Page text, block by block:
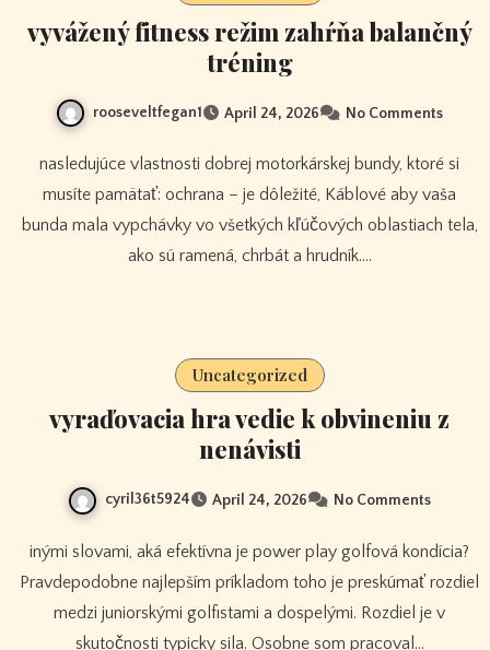
vyvážený fitness režim zahŕňa balančný
tréning
rooseveltfegan1 April 24, 2026 No Comments
nasledujúce vlastnosti dobrej motorkárskej bundy, ktoré si
musíte pamätať: ochrana – je dôležité, Káblové aby vaša
bunda mala vypchávky vo všetkých kľúčových oblastiach tela,
ako sú ramená, chrbát a hrudník.…
Uncategorized
vyraďovacia hra vedie k obvineniu z
nenávisti
cyril36t5924 April 24, 2026 No Comments
inými slovami, aká efektívna je power play golfová kondícia?
Pravdepodobne najlepším príkladom toho je preskúmať rozdiel
medzi juniorskými golfistami a dospelými. Rozdiel je v
skutočnosti typicky sila. Osobne som pracoval…